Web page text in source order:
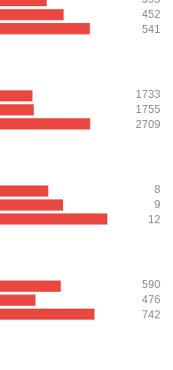
452
541
1733
1755
2709
8
9
12
590
476
742